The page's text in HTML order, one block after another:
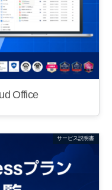
Office
サービス説明書